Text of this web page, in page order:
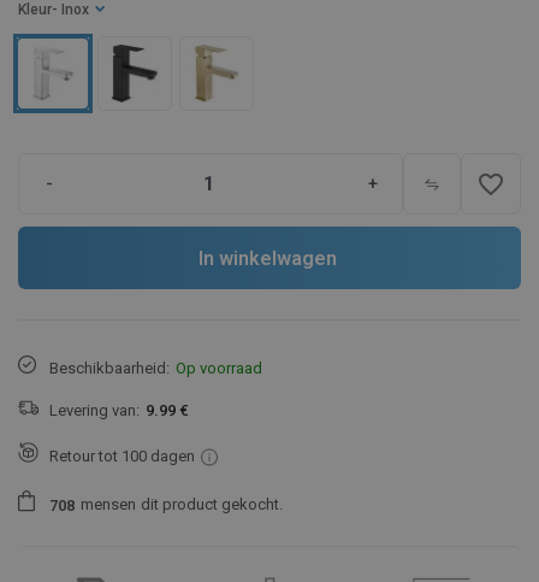
Kleur - Inox
- + favorite_border
In winkelwagen
Beschikbaarheid: Op voorraad
Levering van: 9.99 €
Retour tot 100 dagen
708 mensen dit product gekocht.